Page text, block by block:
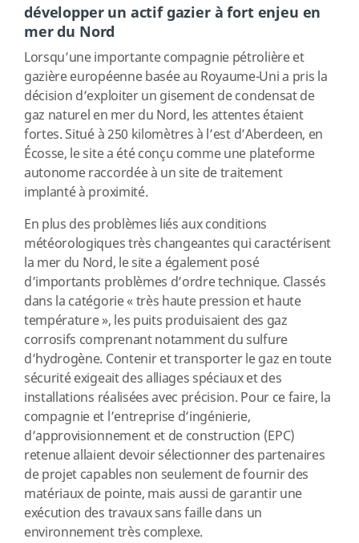
développer un actif gazier à fort enjeu en
mer du Nord
Lorsqu’une importante compagnie pétrolière et
gazière européenne basée au Royaume-Uni a pris la
décision d’exploiter un gisement de condensat de
gaz naturel en mer du Nord, les attentes étaient
fortes. Situé à 250 kilomètres à l’est d’Aberdeen, en
Écosse, le site a été conçu comme une plateforme
autonome raccordée à un site de traitement
implanté à proximité.
En plus des problèmes liés aux conditions
météorologiques très changeantes qui caractérisent
la mer du Nord, le site a également posé
d’importants problèmes d’ordre technique. Classés
dans la catégorie « très haute pression et haute
température », les puits produisaient des gaz
corrosifs comprenant notamment du sulfure
d’hydrogène. Contenir et transporter le gaz en toute
sécurité exigeait des alliages spéciaux et des
installations réalisées avec précision. Pour ce faire, la
compagnie et l’entreprise d’ingénierie,
d’approvisionnement et de construction (EPC)
retenue allaient devoir sélectionner des partenaires
de projet capables non seulement de fournir des
matériaux de pointe, mais aussi de garantir une
exécution des travaux sans faille dans un
environnement très complexe.